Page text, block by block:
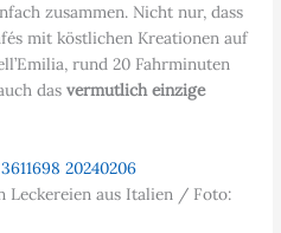
zusammen. Nicht nur, dass
mit köstlichen Kreationen auf
rund 20 Fahrminuten
dasvermutlich einzige
Leckereien aus Italien / Foto: